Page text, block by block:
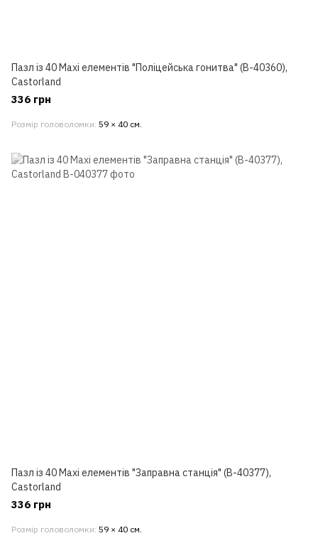
Пазл із 40 Maxi елементів "Поліцейська гонитва" (B-40360),
Castorland
336 грн
Розмір головоломки 59 × 40 см.
Пазл із 40 Maxi елементів "Заправна станція" (B-40377),
Castorland
336 грн
Розмір головоломки 59 × 40 см.